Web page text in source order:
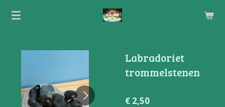
Ga
Labradoriet
trommelstenen
€ 2,50